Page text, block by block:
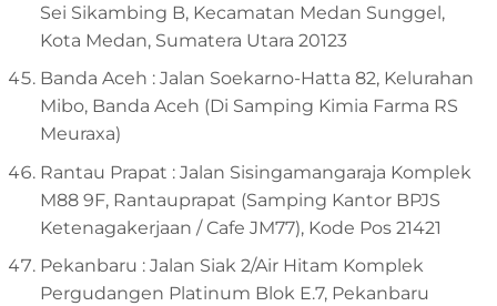
Sei Sikambing B, Kecamatan Medan Sunggel,
Kota Medan, Sumatera Utara 20123
Banda Aceh : Jalan Soekarno-Hatta 82, Kelurahan
Mibo, Banda Aceh (Di Samping Kimia Farma RS
Meuraxa)
Rantau Prapat : Jalan Sisingamangaraja Komplek
M88 9F, Rantauprapat (Samping Kantor BPJS
Ketenagakerjaan / Cafe JM77), Kode Pos 21421
Pekanbaru : Jalan Siak 2/Air Hitam Komplek
Pergudangen Platinum Blok E.7, Pekanbaru